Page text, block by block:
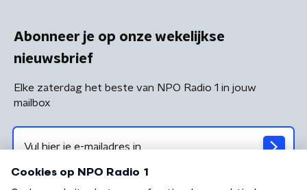
Abonneer je op onze wekelijkse
nieuwsbrief
Elke zaterdag het beste van NPO Radio 1 in jouw
mailbox